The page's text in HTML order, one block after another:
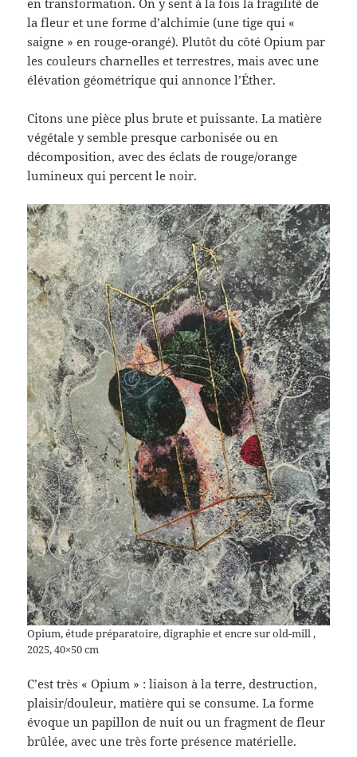
la fleur et une forme d’alchimie (une tige qui «
saigne » en rouge-orangé). Plutôt du côté Opium par
les couleurs charnelles et terrestres, mais avec une
élévation géométrique qui annonce l’Éther.
Citons une pièce plus brute et puissante. La matière
végétale y semble presque carbonisée ou en
décomposition, avec des éclats de rouge/orange
lumineux qui percent le noir.
Opium, étude préparatoire, digraphie et encre sur old-mill ,
2025, 40×50 cm
C’est très « Opium » : liaison à la terre, destruction,
plaisir/douleur, matière qui se consume. La forme
évoque un papillon de nuit ou un fragment de fleur
brûlée, avec une très forte présence matérielle.